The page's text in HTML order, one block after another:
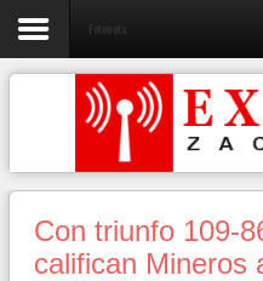
Fotonota
Con triunfo 109-
califican Mineros